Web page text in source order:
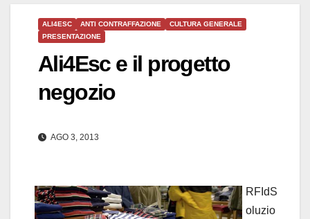
ALI4ESC ANTI CONTRAFFAZIONE
CULTURA GENERALE
PRESENTAZIONE
Ali4Esc e il progetto
negozio
AGO 3, 2013
RFIdS
oluzio